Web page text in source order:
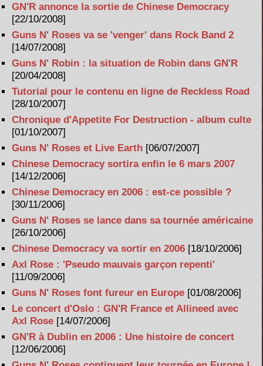
GN'R annonce la sortie de Chinese Democracy
[22/10/2008]
Guns N' Roses va se 'venger' dans Rock Band 2
[14/07/2008]
Guns N' Robin : la situation de Robin dans GN'R
[20/04/2008]
Tutorial pour le contenu en ligne de Reckless Road
[28/10/2007]
Chronique d'Appetite For Destruction - album culte
[01/10/2007]
Guns N' Roses et Live Earth [06/07/2007]
Chinese Democracy sortira enfin le 6 mars 2007
[14/12/2006]
Chinese Democracy en 2006 : est-ce possible ?
[30/11/2006]
Guns N' Roses se lance dans sa tournée américaine
[26/10/2006]
Chinese Democracy va sortir en 2006 [18/10/2006]
Axl Rose : 'Pseudo mauvais garçon repenti'
[11/09/2006]
Guns N' Roses font fureur en Europe [01/08/2006]
Le concert d'Oslo : GN'R France et Allineed avec
Axl Rose [14/07/2006]
GN'R à Dublin en 2006 : Une histoire de concert
[12/06/2006]